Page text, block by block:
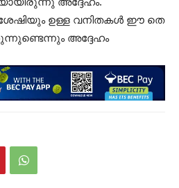
ഉ​ള്ള വ​നി​ത​ക​ൾ ഈ ​തെ​
അ​ദ്ദേ​ഹം